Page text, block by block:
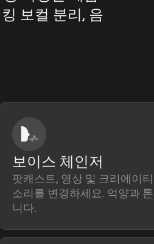
보컬 분리, 음
보이스 체인저
팟캐스트, 영상 및 크리에이
소리를 변경하세요. 억양과
니다.